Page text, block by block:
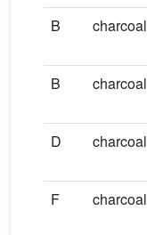
B
charcoal
B
charcoal
D
charcoal
F
charcoal